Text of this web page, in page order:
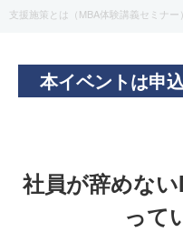
支援施策とは（MBA体験講義セミナー）
本イベントは申
社員が辞めな
って